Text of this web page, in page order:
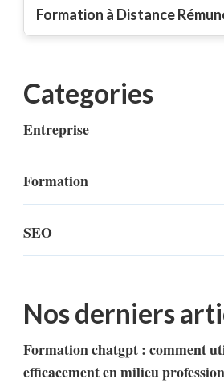
Formation à Distance
Categories
Entreprise
Formation
SEO
Nos derniers
Formation chatgpt : comment
efficacement en milieu